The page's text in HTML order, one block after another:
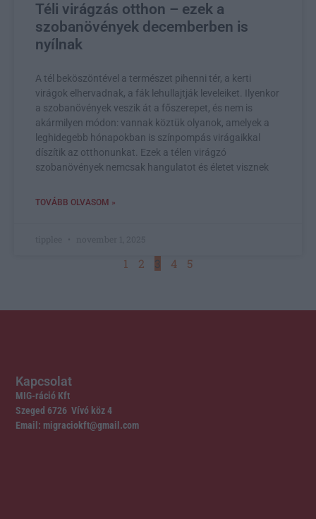
Téli virágzás otthon – ezek a
szobanövények decemberben is
nyílnak
A tél beköszöntével a természet pihenni tér, a kerti
virágok elhervadnak, a fák lehullajtják leveleiket. Ilyenkor
a szobanövények veszik át a főszerepet, és nem is
akármilyen módon: vannak köztük olyanok, amelyek a
leghidegebb hónapokban is színpompás virágaikkal
díszítik az otthonunkat. Ezek a télen virágzó
szobanövények nemcsak hangulatot és életet visznek
TOVÁBB OLVASOM »
1 2 3 4 5
Kapcsolat
MIG-ráció Kft
Szeged 6726 Vívó köz 4
Email: migraciokft@gmail.com